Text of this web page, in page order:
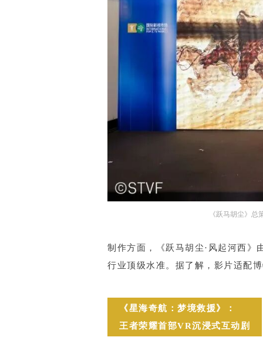
《跃马胡尘》
制作方面，《跃马胡尘·风起河西》
行业顶级水准。据了解，影片适配
《星海奇航：梦境救援》：
王者荣耀首部VR沉浸式互动剧